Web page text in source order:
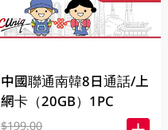
中國聯通南韓8日通話/上
網卡（20GB）1PC
$199.00